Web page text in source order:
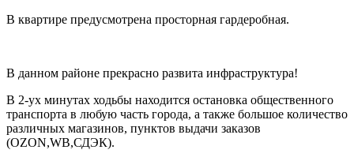
В квартире предусмотрена просторная гардеробная.
В данном районе прекрасно развита инфраструктура!
В 2-ух минутах ходьбы находится остановка общественного
транспорта в любую часть города, а также большое количество
различных магазинов, пунктов выдачи заказов
(OZON,WB,СДЭК).